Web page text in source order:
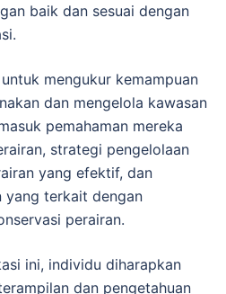
baik dan sesuai dengan
mengukur kemampuan
dan mengelola kawasan
pemahaman mereka
strategi pengelolaan
yang efektif, dan
yang terkait dengan
perairan.
ini, individu diharapkan
dan pengetahuan